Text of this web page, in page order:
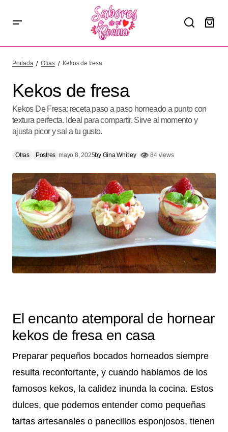
Portada Otras Kekos de fresa
Kekos de fresa
Kekos De Fresa: receta paso a paso horneado a punto con
textura perfecta. Ideal para compartir. Sirve al momento y
ajusta picor y sal a tu gusto.
Otras Postres mayo 8, 2025by Gina Whitley 84 views
El encanto atemporal de hornear
kekos de fresa en casa
Preparar pequeños bocados horneados siempre
resulta reconfortante, y cuando hablamos de los
famosos kekos, la calidez inunda la cocina. Estos
dulces, que podemos entender como pequeñas
tartas artesanales o panecillos esponjosos, tienen